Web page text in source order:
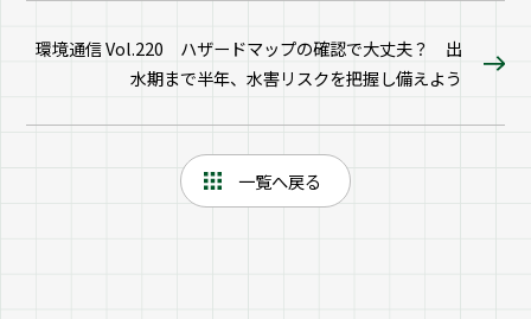
環境通信 Vol.220 ハザードマップの確認で大丈夫？ 出
水期まで半年、水害リスクを把握し備えよう
一覧へ戻る